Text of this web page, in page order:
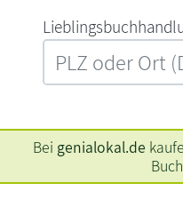
Bei genialokal.de